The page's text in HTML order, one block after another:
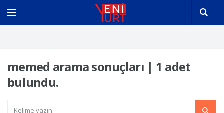
memed arama sonuçları | 1 adet
bulundu.